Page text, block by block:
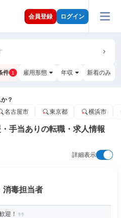
会員登録 ログイン
件 1 雇用形態 年収 新着のみ
？
名古屋市 東京都 横浜市
手当ありの転職・求人情報
詳細表示
消毒担当者
迎！